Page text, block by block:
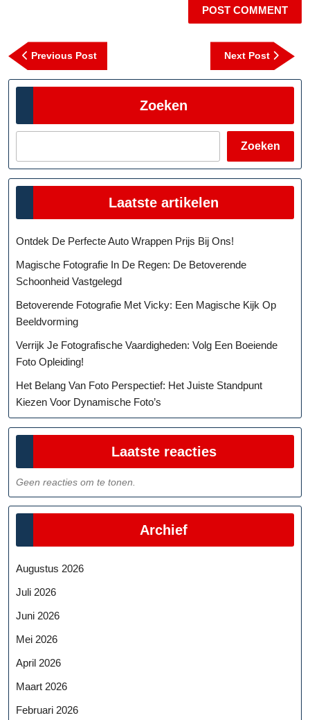
Berichtnavigatie
Previous PostPrevious
Post
Next Post
Next
Post
Zoeken
Zoeken
Laatste artikelen
Ontdek De Perfecte Auto Wrappen Prijs Bij Ons!
Magische Fotografie In De Regen: De Betoverende
Schoonheid Vastgelegd
Betoverende Fotografie Met Vicky: Een Magische Kijk Op
Beeldvorming
Verrijk Je Fotografische Vaardigheden: Volg Een Boeiende
Foto Opleiding!
Het Belang Van Foto Perspectief: Het Juiste Standpunt
Kiezen Voor Dynamische Foto’s
Laatste reacties
Geen reacties om te tonen.
Archief
Augustus 2026
Juli 2026
Juni 2026
Mei 2026
April 2026
Maart 2026
Februari 2026